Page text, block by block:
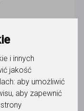
i innych
jakość
aby umożliwić
, aby zapewnić